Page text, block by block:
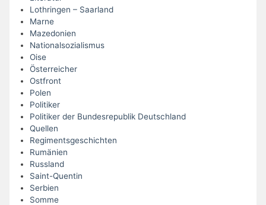
Lothringen – Saarland
Marne
Mazedonien
Nationalsozialismus
Oise
Österreicher
Ostfront
Polen
Politiker
Politiker der Bundesrepublik Deutschland
Quellen
Regimentsgeschichten
Rumänien
Russland
Saint-Quentin
Serbien
Somme